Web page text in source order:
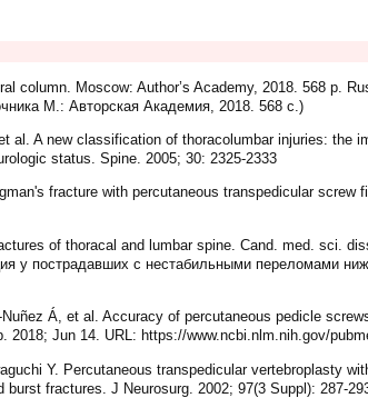
column. Moscow: Author’s Academy, 2018. 568 p.
М.: Авторская Академия, 2018. 568 с.)
al. A new classification of thoracolumbar injuries: the
status. Spine. 2005; 30: 2325-2333
fracture with percutaneous transpedicular screw
of thoracal and lumbar spine. Cand. med. sci.
у пострадавших с нестабильными переломами
Á, et al. Accuracy of percutaneous pedicle
Jun 14. URL: https://www.ncbi.nlm.nih.gov/
Y. Percutaneous transpedicular vertebroplasty
fractures. J Neurosurg. 2002; 97(3 Suppl): 287-